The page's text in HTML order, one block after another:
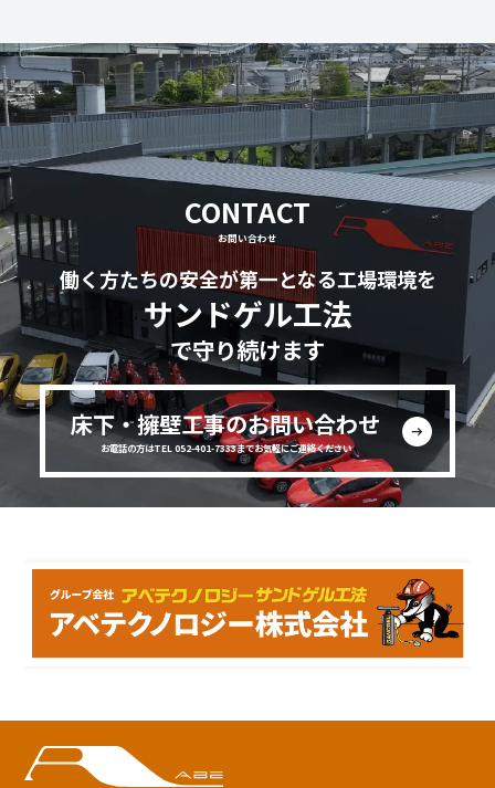
CONTACT
お問い合わせ
働く方たちの安全が第一となる工場環境を
サンドゲル工法
で守り続けます
床下・擁壁工事のお問い合わせ
お電話の方はTEL 052-401-7333までお気軽にご連絡ください